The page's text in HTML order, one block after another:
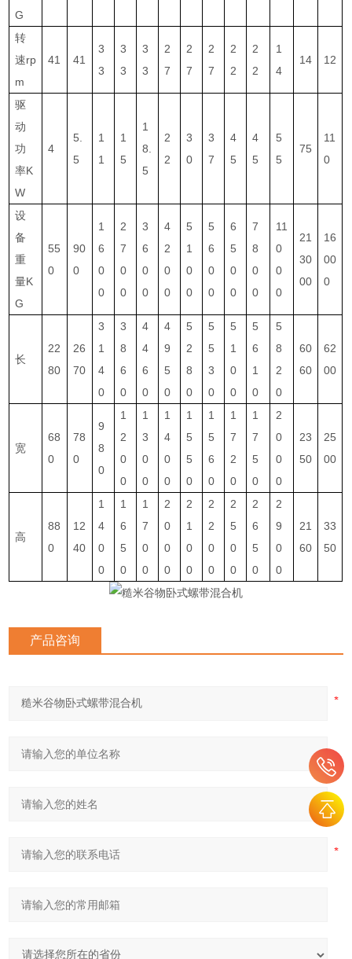
G
转
速rp
m
41 41
3
3
3
3
3
3
2
7
2
7
2
7
2
2
2
2
1
4
14 12
驱
动
功
率K
W
4
5.
5
1
1
1
5
1
8.
5
2
2
3
0
3
7
4
5
4
5
5
5
75
11
0
设
备
重
量K
G
55
0
90
0
1
6
0
0
2
7
0
0
3
6
0
0
4
2
0
0
5
1
0
0
5
6
0
0
6
5
0
0
7
8
0
0
11
0
0
0
21
30
00
16
00
0
长
22
80
26
70
3
1
4
0
3
8
6
0
4
4
6
0
4
9
5
0
5
2
8
0
5
5
3
0
5
1
0
0
5
6
1
0
5
8
2
0
60
60
62
00
宽
68
0
78
0
9
8
0
1
2
0
0
1
3
0
0
1
4
0
0
1
5
5
0
1
5
6
0
1
7
2
0
1
7
5
0
2
0
0
0
23
50
25
00
高
88
0
12
40
1
4
0
0
1
6
5
0
1
7
0
0
2
0
0
0
2
1
0
0
2
2
0
0
2
5
0
0
2
6
5
0
2
9
0
0
21
60
33
50
产品咨询